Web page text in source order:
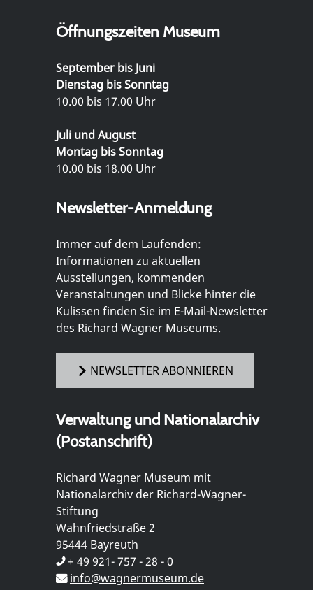
Öffnungszeiten Museum
September bis Juni
Dienstag bis Sonntag
10.00 bis 17.00 Uhr
Juli und August
Montag bis Sonntag
10.00 bis 18.00 Uhr
Newsletter-Anmeldung
Immer auf dem Laufenden:
Informationen zu aktuellen
Ausstellungen, kommenden
Veranstaltungen und Blicke hinter die
Kulissen finden Sie im E-Mail-Newsletter
des Richard Wagner Museums.
NEWSLETTER ABONNIEREN
Verwaltung und Nationalarchiv
(Postanschrift)
Richard Wagner Museum mit
Nationalarchiv der Richard-Wagner-
Stiftung
Wahnfriedstraße 2
95444 Bayreuth
+ 49 921- 757 - 28 - 0
info@wagnermuseum.de